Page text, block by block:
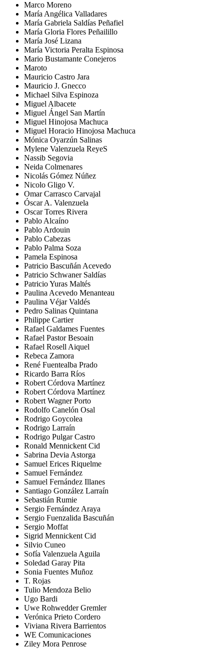
Marco Moreno
María Angélica Valladares
María Gabriela Saldías Peñafiel
María Gloria Flores Peñailillo
María José Lizana
María Victoria Peralta Espinosa
Mario Bustamante Conejeros
Maroto
Mauricio Castro Jara
Mauricio J. Gnecco
Michael Silva Espinoza
Miguel Albacete
Miguel Ángel San Martín
Miguel Hinojosa Machuca
Miguel Horacio Hinojosa Machuca
Mónica Oyarzún Salinas
Mylene Valenzuela ReyeS
Nassib Segovia
Neida Colmenares
Nicolás Gómez Núñez
Nicolo Gligo V.
Omar Carrasco Carvajal
Óscar A. Valenzuela
Oscar Torres Rivera
Pablo Alcaíno
Pablo Ardouin
Pablo Cabezas
Pablo Palma Soza
Pamela Espinosa
Patricio Bascuñán Acevedo
Patricio Schwaner Saldías
Patricio Yuras Maltés
Paulina Acevedo Menanteau
Paulina Véjar Valdés
Pedro Salinas Quintana
Philippe Cartier
Rafael Galdames Fuentes
Rafael Pastor Besoain
Rafael Rosell Aiquel
Rebeca Zamora
René Fuentealba Prado
Ricardo Barra Ríos
Robert Córdova Martínez
Robert Córdova Martínez
Robert Wagner Porto
Rodolfo Canelón Osal
Rodrigo Goycolea
Rodrigo Larraín
Rodrigo Pulgar Castro
Ronald Mennickent Cid
Sabrina Devia Astorga
Samuel Erices Riquelme
Samuel Fernández
Samuel Fernández Illanes
Santiago González Larraín
Sebastián Rumie
Sergio Fernández Araya
Sergio Fuenzalida Bascuñán
Sergio Moffat
Sigrid Mennickent Cid
Silvio Cuneo
Sofía Valenzuela Aguila
Soledad Garay Pita
Sonia Fuentes Muñoz
T. Rojas
Tulio Mendoza Belio
Ugo Bardi
Uwe Rohwedder Gremler
Verónica Prieto Cordero
Viviana Rivera Barrientos
WE Comunicaciones
Ziley Mora Penrose